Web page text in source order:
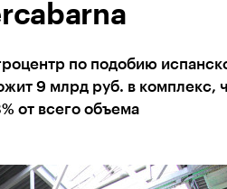
по подобию
9 млрд руб. в комплекс,
от всего объема